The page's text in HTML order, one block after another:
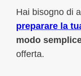
Hai bisogno di
preparare la
modo
offerta.